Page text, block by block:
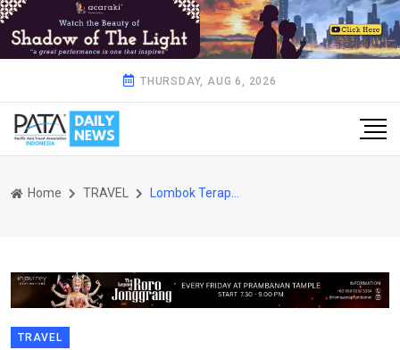
THURSDAY, AUG 6, 2026
Home TRAVEL Lombok Terapkan Protokol CHSE Wujudkan Pariwisata Berkelanjutan
TRAVEL